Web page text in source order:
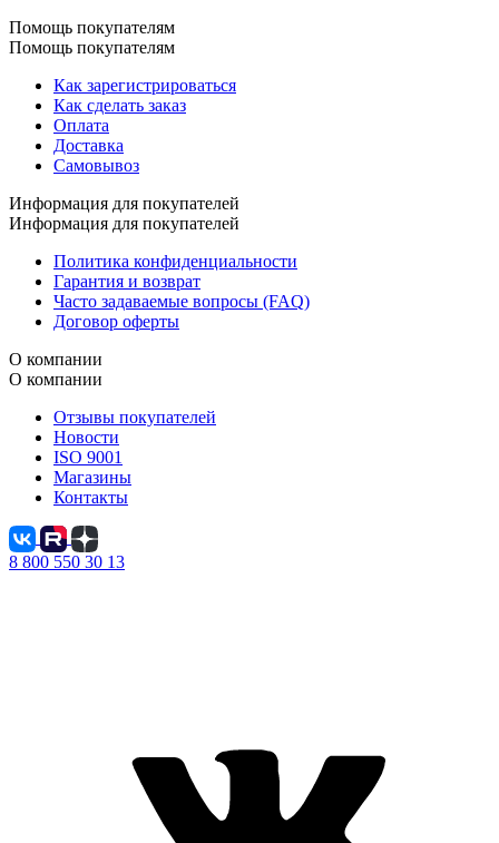
Помощь покупателям
Помощь покупателям
Как зарегистрироваться
Как сделать заказ
Оплата
Доставка
Самовывоз
Информация для покупателей
Информация для покупателей
Политика конфиденциальности
Гарантия и возврат
Часто задаваемые вопросы (FAQ)
Договор оферты
О компании
О компании
Отзывы покупателей
Новости
ISO 9001
Магазины
Контакты
8 800 550 30 13